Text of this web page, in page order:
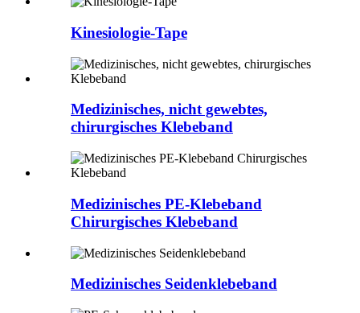
Kinesiologie-Tape
Medizinisches, nicht gewebtes,
chirurgisches Klebeband
Medizinisches PE-Klebeband
Chirurgisches Klebeband
Medizinisches Seidenklebeband